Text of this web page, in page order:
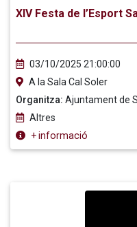
XIV Festa de l’Esport
03/10/2025 21:00:00
A la Sala Cal Soler
Organitza: Ajuntament de
Altres
+ informació